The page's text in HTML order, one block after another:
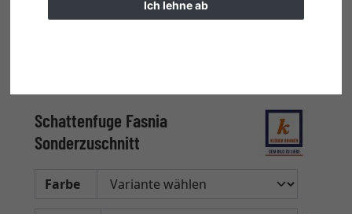
Ich lehne ab
Schattenfuge Fasnia
Sonderzuschnitt
Farbe